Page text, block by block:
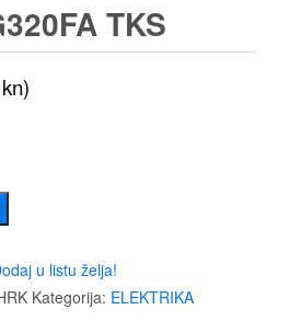
TKS
u listu želja!
Kategorija: ELEKTRIKA